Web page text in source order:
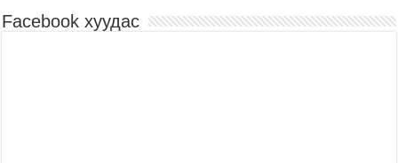
Facebook хуудас